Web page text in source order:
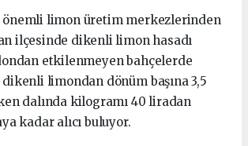
limon üretim merkezlerinden
ilçesinde dikenli limon hasadı
etkilenmeyen bahçelerde
dikenli limondan dönüm başına 3,5
dalında kilogramı 40 liradan
kadar alıcı buluyor.